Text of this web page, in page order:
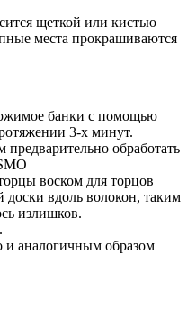
щеткой или кистью
места прокрашиваются
банки с помощью
3-х минут.
обработать
воском для торцов
доски вдоль волокон, таким
излишков.
и аналогичным образом